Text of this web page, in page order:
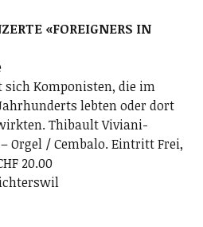
«FOREIGNERS IN
Komponisten, die im
lebten oder dort
Thibault Viviani-
Orgel / Cembalo. Eintritt Frei,
20.00